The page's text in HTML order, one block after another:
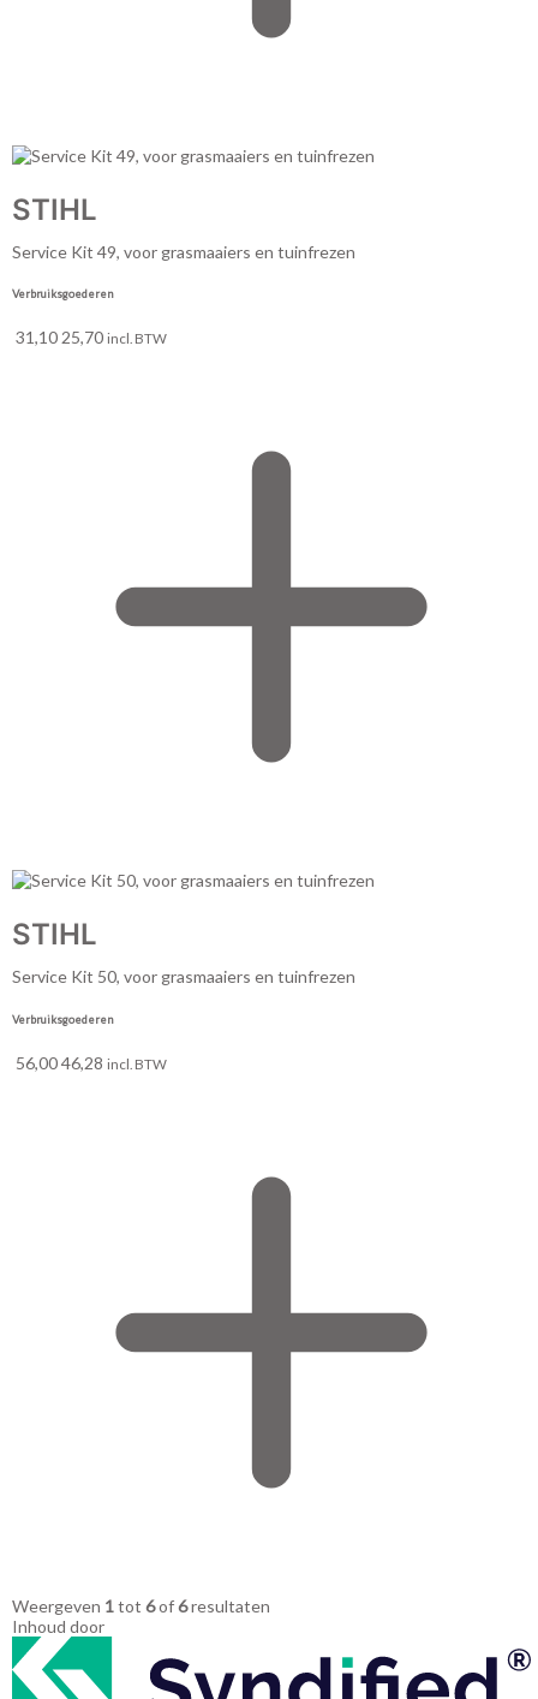
STIHL
Service Kit 49, voor grasmaaiers en tuinfrezen
Verbruiksgoederen
31,10 25,70 incl. BTW
STIHL
Service Kit 50, voor grasmaaiers en tuinfrezen
Verbruiksgoederen
56,0046,28 incl. BTW
Weergeven 1tot 6of6resultaten
Inhoud door